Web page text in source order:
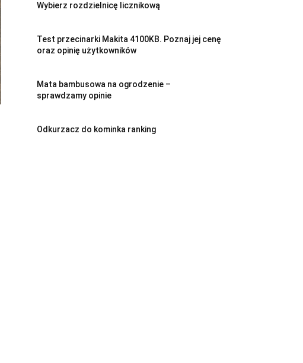
Wybierz rozdzielnicę licznikową
Test przecinarki Makita 4100KB. Poznaj jej cenę
oraz opinię użytkowników
Mata bambusowa na ogrodzenie –
sprawdzamy opinie
Odkurzacz do kominka ranking